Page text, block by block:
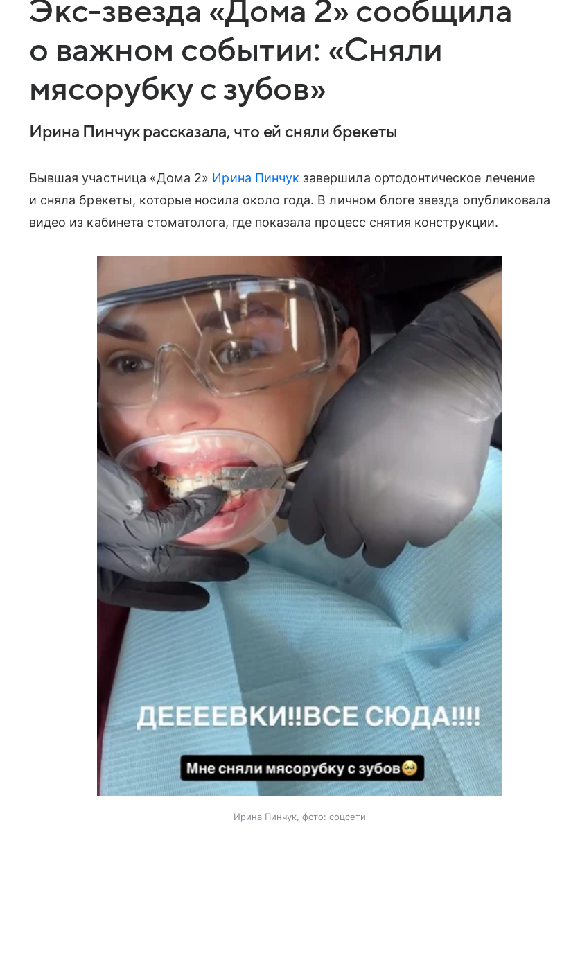
Экс-звезда «Дома 2» сообщила
о важном событии: «Сняли
мясорубку с зубов»
Ирина Пинчук рассказала, что ей сняли брекеты
Бывшая участница «Дома 2» Ирина Пинчук завершила ортодонтическое лечение
и сняла брекеты, которые носила около года. В личном блоге звезда опубликовала
видео из кабинета стоматолога, где показала процесс снятия конструкции.
Ирина Пинчук, фото: соцсети